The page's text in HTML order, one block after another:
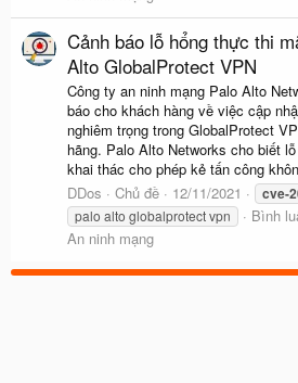
Cảnh báo lỗ hổng thực thi
Alto GlobalProtect VPN
Công ty an ninh mạng Palo Alto
báo cho khách hàng về việc cập
nghiêm trọng trong GlobalProtect
hãng. Palo Alto Networks cho biết
khai thác cho phép kẻ tấn công
DDos
Chủ đề 12/11/2021 cve-
palo alto globalprotect vpn Bình
An ninh mạng